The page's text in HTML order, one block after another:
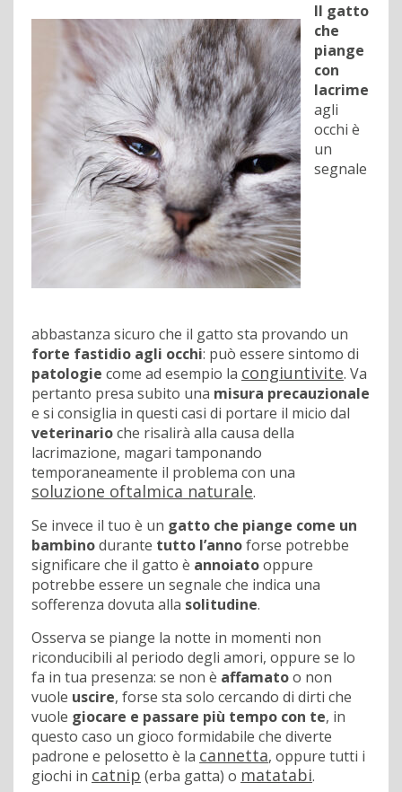
Il gatto
che
piange
con
lacrime
agli
occhi è
un
segnale
abbastanza sicuro che il gatto sta provando un
forte fastidio agli occhi: può essere sintomo di
patologie come ad esempio la congiuntivite. Va
pertanto presa subito una misura precauzionale
e si consiglia in questi casi di portare il micio dal
veterinarioche risalirà alla causa della
lacrimazione, magari tamponando
temporaneamente il problema con una
soluzione oftalmica naturale.
Se invece il tuo è un gatto che piange come un
bambinodurante tutto l’annoforse potrebbe
significare che il gatto è annoiatooppure
potrebbe essere un segnale che indica una
sofferenza dovuta alla solitudine.
Osserva se piange la notte in momenti non
riconducibili al periodo degli amori, oppure se lo
fa in tua presenza: se non è affamatoo non
vuole uscire, forse sta solo cercando di dirti che
vuole giocare e passare più tempo con te, in
questo caso un gioco formidabile che diverte
padrone e pelosetto è la cannetta, oppure tutti i
giochi in catnip (erba gatta) o matatabi.